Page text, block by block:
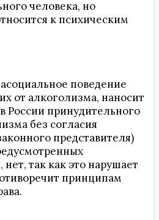
человека, но
к психическим
поведение
от алкоголизма, наносит
России принудительного
без согласия
представителя)
нет, так как это нарушает
принципам